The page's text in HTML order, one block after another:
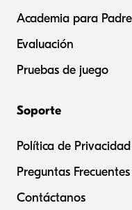
Academia para
Evaluación
Pruebas de juego
Soporte
Política de Privacidad
Preguntas Frecuentes
Contáctanos